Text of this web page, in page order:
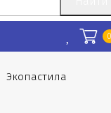
Экопастила